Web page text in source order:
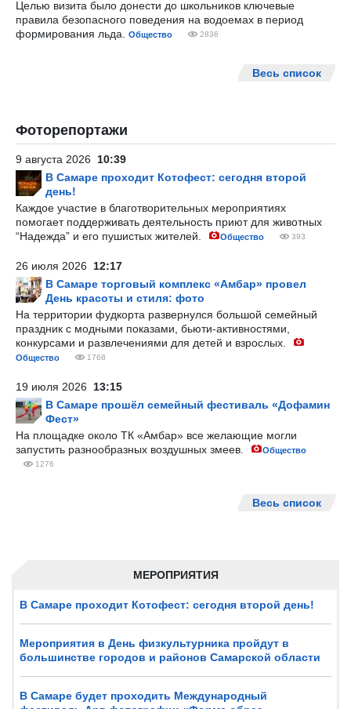
МЕРОПРИЯТИЯ
В Самаре проходит Котофест: сегодня второй день!
Мероприятия в День физкультурника пройдут в
большинстве городов и районов Самарской области
В Самаре будет проходить Международный
Целью визита было донести до школьников ключевые
правила безопасного поведения на водоемах в период
формирования льда.
Общество 2836
Весь список
Фоторепортажи
9 августа 2026 10:39
В Самаре проходит Котофест: сегодня второй
день!
Каждое участие в благотворительных мероприятиях
помогает поддерживать деятельность приют для животных
“Надежда” и его пушистых жителей.
Общество 393
26 июля 2026 12:17
В Самаре торговый комплекс «Амбар» провел
День красоты и стиля: фото
На территории фудкорта развернулся большой семейный
праздник с модными показами, бьюти-активностями,
конкурсами и развлечениями для детей и взрослых.
Общество 1768
19 июля 2026 13:15
В Самаре прошёл семейный фестиваль «Дофамин
Фест»
На площадке около ТК «Амбар» все желающие могли
запустить разнообразных воздушных змеев.
Общество
1276
Весь список